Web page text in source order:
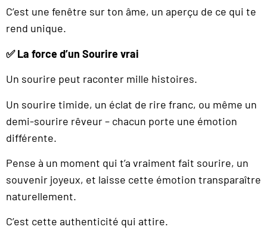
C’est une fenêtre sur ton âme, un aperçu de ce qui te
rend unique.
✅ La force d’un Sourire vrai
Un sourire peut raconter mille histoires.
Un sourire timide, un éclat de rire franc, ou même un
demi-sourire rêveur – chacun porte une émotion
différente.
Pense à un moment qui t’a vraiment fait sourire, un
souvenir joyeux, et laisse cette émotion transparaître
naturellement.
C’est cette authenticité qui attire.